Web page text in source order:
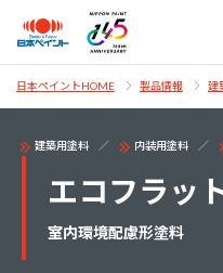
日本ペイントHOME 製品情報 建
建築用塗料 内装用塗料
エコフラッ
室内環境配慮形塗料